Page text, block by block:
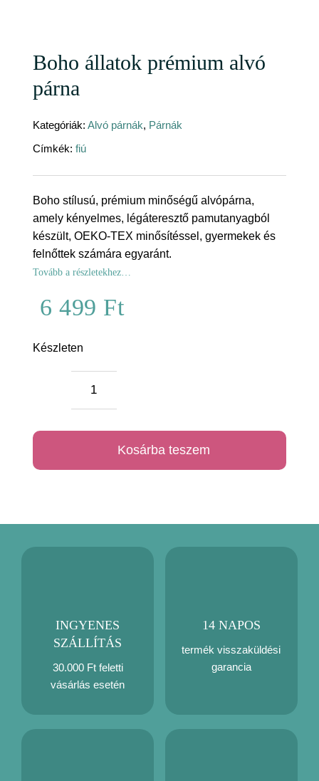
Boho állatok prémium alvó
párna
Kategóriák: Alvó párnák, Párnák
Címkék: fiú
Boho stílusú, prémium minőségű alvópárna,
amely kényelmes, légáteresztő pamutanyagból
készült, OEKO-TEX minősítéssel, gyermekek és
felnőttek számára egyaránt.
Tovább a részletekhez…
6 499 Ft
Készleten
Kosárba teszem
INGYENES
SZÁLLÍTÁS
30.000 Ft feletti
vásárlás esetén
14 NAPOS
termék visszaküldési
garancia